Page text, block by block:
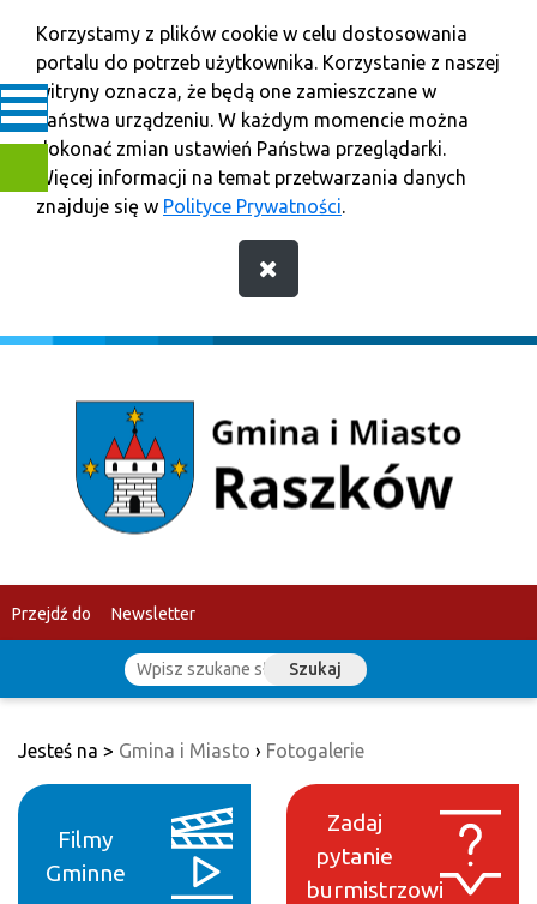
Korzystamy z plików cookie w celu dostosowania
portalu do potrzeb użytkownika. Korzystanie z naszej
witryny oznacza, że będą one zamieszczane w
Państwa urządzeniu. W każdym momencie można
dokonać zmian ustawień Państwa przeglądarki.
Więcej informacji na temat przetwarzania danych
znajduje się w Polityce Prywatności.
Przejdź do Newsletter
Szukaj
Jesteś na > Gmina i Miasto › Fotogalerie
Filmy
Gminne
Zadaj
pytanie
burmistrzowi